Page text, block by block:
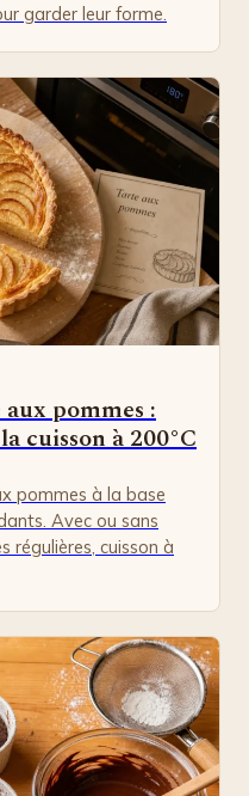
garder leur forme.
pommes :
cuisson à 200°C
pommes à la base
Avec ou sans
régulières, cuisson à